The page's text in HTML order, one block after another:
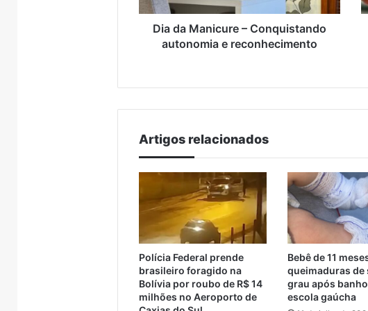
Dia da Manicure – Conquistando
autonomia e reconhecimento
Artigos relacionados
Polícia Federal prende
brasileiro foragido na
Bolívia por roubo de R$ 14
milhões no Aeroporto de
Bebê de 11
queimaduras de
grau após
escola gaúcha